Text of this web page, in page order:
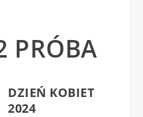
PRÓBA
DZIEŃ KOBIET
2024